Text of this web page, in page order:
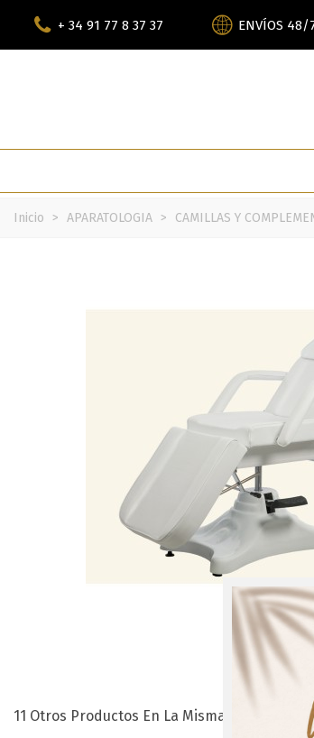
+ 34 91 77 8 37 37 ENVÍOS 48/
Inicio > APARATOLOGIA > CAMILLAS Y
11 Otros Productos En La Misma Categoría: